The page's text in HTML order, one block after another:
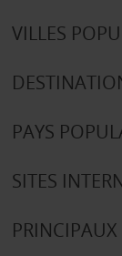
VILLES
PAYS
SITES